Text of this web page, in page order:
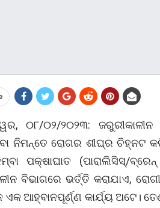
୦୮/୦୨/୨୦୨୩:
ନିମନ୍ତେ ରୋଗର ଶୀଘ୍ର ଚିହ୍ନଟ
ପକ୍ଷାଘାତ (ପାରାଲିସିସ୍‌/
ବିଭାଗରେ ଭର୍ତ୍ତି କରାଯାଏ,
ଏକ ଆହ୍ବାନପୂର୍ଣ୍ଣ କାର୍ଯ୍ୟ ଅଟେ।